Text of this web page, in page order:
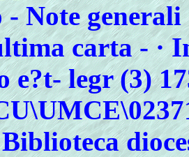
Note
carta - ·
e?t- legr (3)